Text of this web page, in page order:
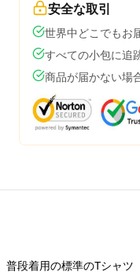
安全な取引
世界中どこでもお
すべての小包に追
商品が届かない場
普段着用の標準のTシャツ